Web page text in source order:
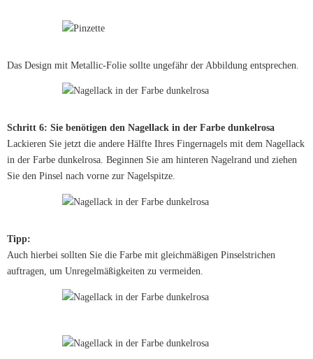
Das Design mit Metallic-Folie sollte ungefähr der Abbildung entsprechen.
Schritt 6: Sie benötigen den Nagellack in der Farbe dunkelrosa
Lackieren Sie jetzt die andere Hälfte Ihres Fingernagels mit dem Nagellack
in der Farbe dunkelrosa. Beginnen Sie am hinteren Nagelrand und ziehen
Sie den Pinsel nach vorne zur Nagelspitze.
Tipp:
Auch hierbei sollten Sie die Farbe mit gleichmäßigen Pinselstrichen
auftragen, um Unregelmäßigkeiten zu vermeiden.